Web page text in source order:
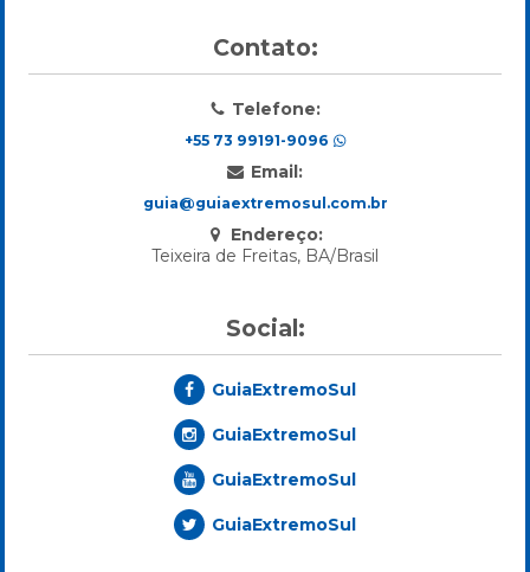
Contato:
Telefone:
+55 73 99191-9096
Email:
guia@guiaextremosul.com.br
Endereço:
Teixeira de Freitas, BA/Brasil
Social:
GuiaExtremoSul
GuiaExtremoSul
GuiaExtremoSul
GuiaExtremoSul